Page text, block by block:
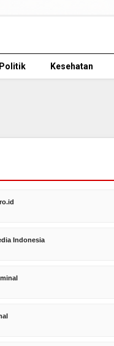
Politik Kesehatan
Indonesia